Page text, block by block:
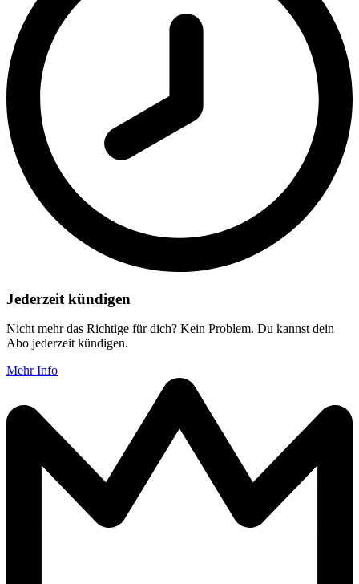
Jederzeit kündigen
Nicht mehr das Richtige für dich? Kein Problem. Du kannst dein
Abo jederzeit kündigen.
Mehr Info